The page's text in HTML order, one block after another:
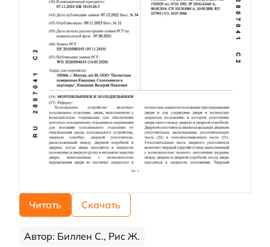
Читать Скачать
Автор: Биллен С., Рис Ж.